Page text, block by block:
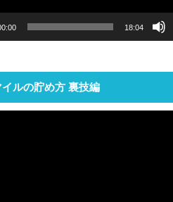
18:04
ルの貯め方 裏技編